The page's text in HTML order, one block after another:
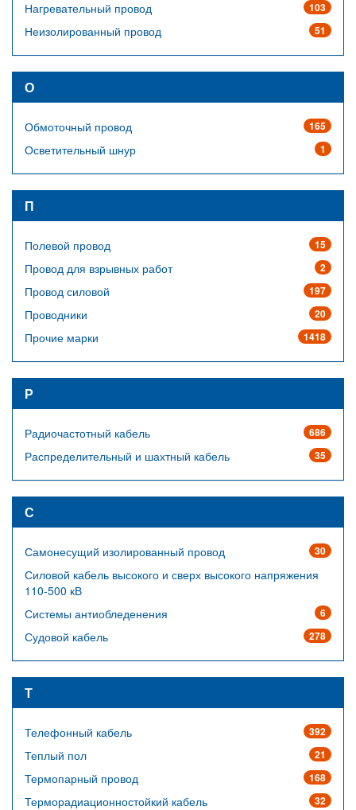
103
Нагревательный провод
51
Неизолированный провод
О
165
Обмоточный провод
1
Осветительный шнур
П
15
Полевой провод
2
Провод для взрывных работ
197
Провод силовой
20
Проводники
1418
Прочие марки
Р
686
Радиочастотный кабель
35
Распределительный и шахтный кабель
С
30
Самонесущий изолированный провод
Силовой кабель высокого и сверх высокого напряжения
110-500 кВ
6
Системы антиобледенения
278
Судовой кабель
Т
392
Телефонный кабель
21
Теплый пол
168
Термопарный провод
32
Терморадиационностойкий кабель